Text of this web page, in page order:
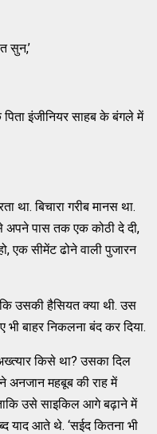
सुन,’
इंजीनियर साहब के बंगले में
था. बिचारा गरीब मानस था.
अपने पास तक एक कोठी दे दी,
एक सीमेंट ढोने वाली पुजारन
उसकी हैसियत क्या थी. उस
बाहर निकलना बंद कर दिया.
किसे था? उसका दिल
अनजान महबूब की राह में
उसे साइकिल आगे बढ़ाने में
याद आते थे. ‘सईद कितना भी